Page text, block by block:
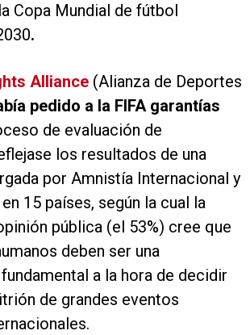
Copa Mundial de fútbol
.
Alliance (Alianza de Deportes
pedido a la FIFA garantías
de evaluación de
los resultados de una
por Amnistía Internacional y
15 países, según la cual la
pública (el 53%) cree que
deben ser una
a la hora de decidir
de grandes eventos